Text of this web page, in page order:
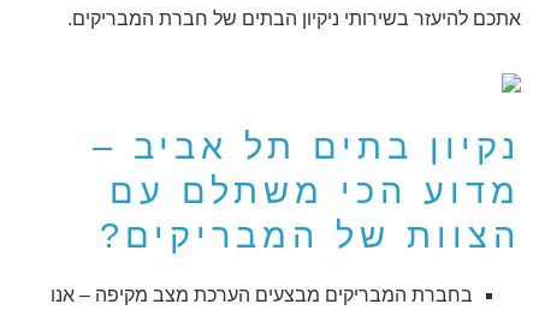
אתכם להיעזר בשירותי ניקיון הבתים של חברת המבריקים.
נקיון בתים תל אביב –
מדוע הכי משתלם עם
הצוות של המבריקים?
בחברת המבריקים מבצעים הערכת מצב מקיפה – אנו